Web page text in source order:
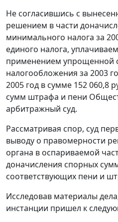
Не согласившись с
решением в части
минимального налога за
единого налога,
применением упрощенной
налогообложения за 2003
2005 год в сумме 152 060,8
сумм штрафа и пени
арбитражный суд.
Рассматривая спор, суд
выводу о правомерности
органа в оспариваемой
доначисления спорных
соответствующих пени и
Исследовав материалы
инстанции пришел к